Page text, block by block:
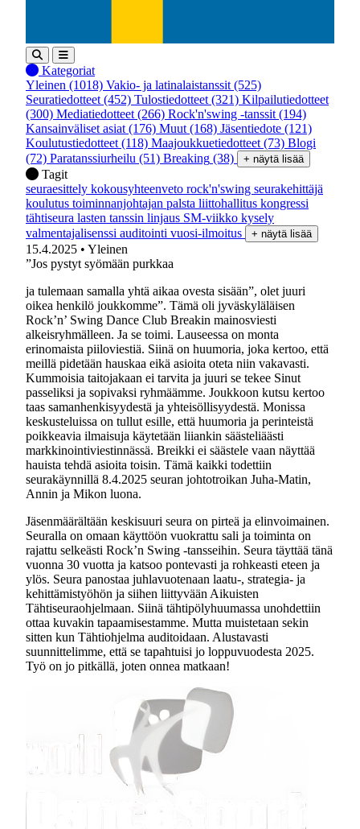
Kategoriat
Yleinen (1018) Vakio- ja latinalaistanssit (525)
Seuratiedotteet (452) Tulostiedotteet (321) Kilpailutiedotteet
(300) Mediatiedotteet (266) Rock'n'swing -tanssit (194)
Kansainväliset asiat (176) Muut (168) Jäsentiedote (121)
Koulutustiedotteet (118) Maajoukkuetiedotteet (73) Blogi
(72) Paratanssiurheilu (51) Breaking (38) + näytä lisää
Tagit
seuraesittely kokousyhteenveto rock'n'swing seurakehittäjä
koulutus toiminnanjohtajan palsta liittohallitus kongressi
tähtiseura lasten tanssin linjaus SM-viikko kysely
valmentajalisenssi auditointi vuosi-ilmoitus + näytä lisää
15.4.2025 • Yleinen
”Jos pystyt syömään purkkaa
ja tulemaan samalla yhtä aikaa ovesta sisään”, olet juuri
oikea henkilö joukkomme”. Tämä oli jyväskyläläisen
Rock’n’ Swing Dance Club Breakin mainosviesti
alkeisryhmälleen. Ja se toimi. Lauseessa on monta
erinomaista piiloviestiä. Siinä on huumoria, joka kertoo, että
meillä pidetään hauskaa eikä asioita oteta niin vakavasti.
Kummoisia taitojakaan ei tarvita ja juuri se tekee Sinut
passeliksi ja sopivaksi ryhmäämme. Joukkoon kutsu kertoo
taas samanhenkisyydestä ja yhteisöllisyydestä. Monissa
keskusteluissa on tullut esille, että huumoria ja perinteistä
poikkeavia ilmaisuja käytetään liiankin säästeliäästi
markkinointiviestinnässä. Breikki ei säästele vaan näyttää
hauista tehdä asioita toisin. Tämä kaikki todettiin
seurakäynnillä 8.4.2025 seuran johtotroikan Juha-Matin,
Annin ja Mikon luona.
Jäsenmäärältään keskisuuri seura on pirteä ja elinvoimainen.
Seuralla on omaan käyttöön vuokrattu sali ja toiminta on
rajattu selkeästi Rock’n Swing -tansseihin. Seura täyttää tänä
vuonna 30 vuotta ja katsoo pontevasti ja rohkeasti eteen ja
ylös. Seura panostaa juhlavuotenaan laatu-, strategia- ja
kehittämistyöhön ja siihen liittyvään Aikuisten
Tähtiseuraohjelmaan. Siinä tähtipölyhuumassa unohdettiin
ottaa kuvakin tapaamisestamme. Mutta muistetaan sekin
sitten kun Tähtiohjelma auditoidaan. Alustavasti
suunnittelimme, että se tapahtuisi jo loppuvuodesta 2025.
Työ on jo pitkällä, joten onnea matkaan!